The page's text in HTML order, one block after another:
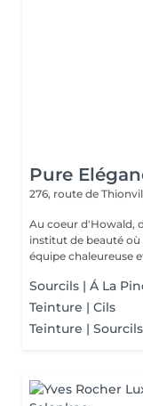
Pure
276, route de
Au coeur d'Howald,
institut de beauté
équipe chaleureuse
Sourcils | Á La
Teinture | Cils
Teinture | Sourcils